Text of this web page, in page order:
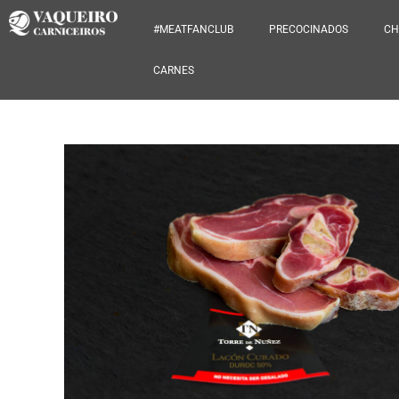
#MEATFANCLUB PRECOCINADOS
CARNES